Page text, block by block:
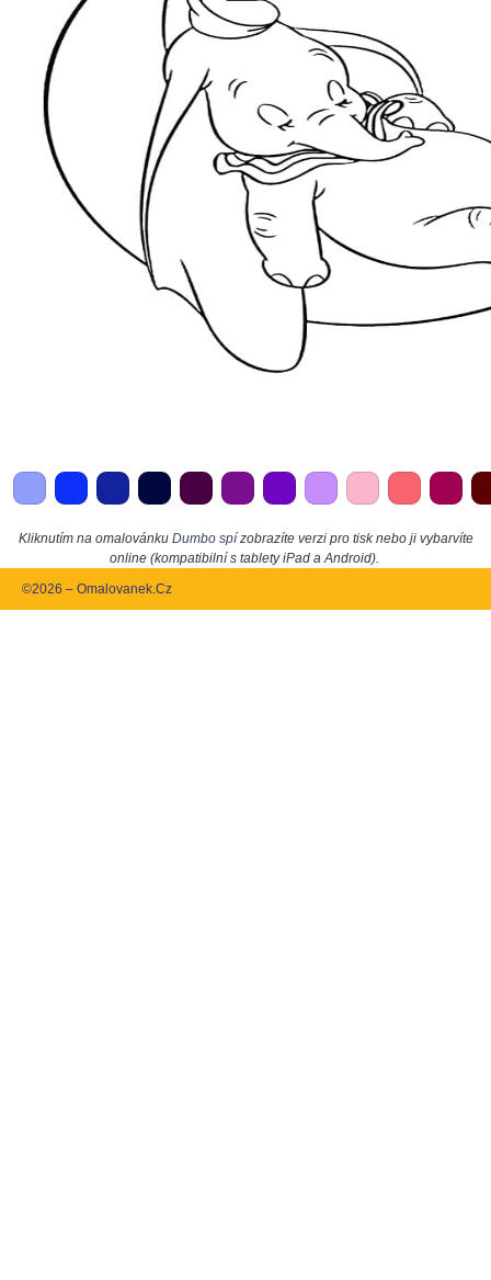
Kliknutím na omalovánku Dumbo spízobrazíte verzi pro tisk nebo ji vybarvíte
online (kompatibilní s tablety iPad a Android).
©2026 – Omalovanek.Cz